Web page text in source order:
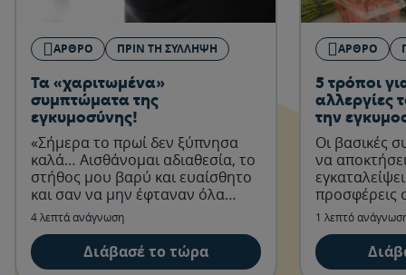
ΆΡΘΡΟ ΠΡΙΝ ΤΗ ΣΎΛΛΗΨΗ
Τα «χαριτωμένα»
συμπτώματα της
εγκυμοσύνης!
«Σήμερα το πρωί δεν ξύπνησα
καλά… Αισθάνομαι αδιαθεσία, το
στήθος μου βαρύ και ευαίσθητο
και σαν να μην έφταναν όλα
αυτά, ο Στέλιος ξέχασε να
αγοράσει καφέ!
4 λεπτά ανάγνωση
Διάβασέ το τώρα
ΆΡΘΡΟ
5 τρόποι
αλλεργίες
την
Οι βασικές
να
προσφέρεις
μωρό σου
1 λεπτό